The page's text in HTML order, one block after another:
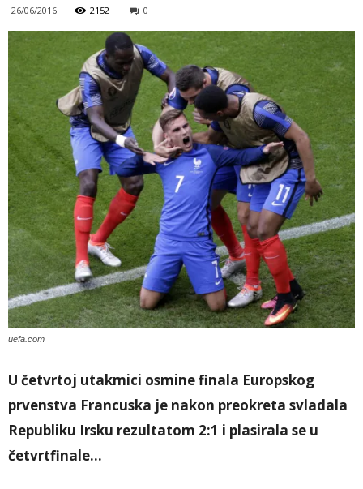
26/06/2016 2152 0
uefa.com
U četvrtoj utakmici osmine finala Europskog
prvenstva Francuska je nakon preokreta svladala
Republiku Irsku rezultatom 2:1 i plasirala se u
četvrtfinale…